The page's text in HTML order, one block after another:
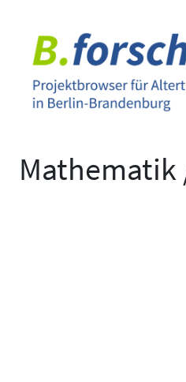
springen